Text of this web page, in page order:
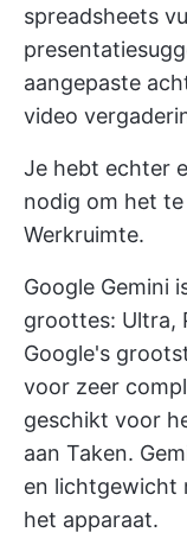
spreadsheets
aangepaste
video
Je hebt echter
nodig om het
Werkruimte.
Google Gemini
groottes: Ultra,
Google's
voor zeer
geschikt voor
aan Taken.
en lichtgewicht
het apparaat.